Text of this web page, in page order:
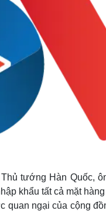
tướng Hàn Quốc,
khẩu tất cả mặt
quan ngại của cộng